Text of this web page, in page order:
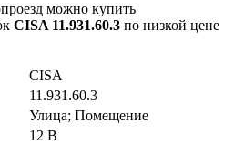
можно купить
CISA 11.931.60.3 по низкой цене
CISA
11.931.60.3
Улица; Помещение
12 В